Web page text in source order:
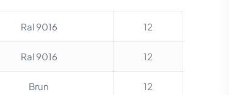
Ral 9016 12
Ral 9016 12
Brun 12